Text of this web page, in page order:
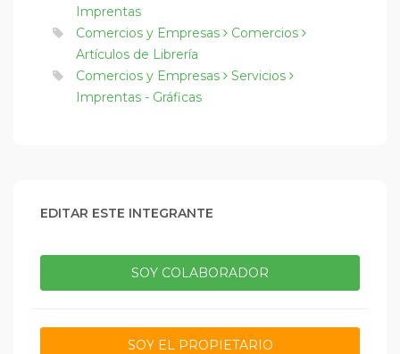
Imprentas
Comercios y Empresas
Comercios
Artículos de Librería
Comercios y Empresas
Servicios
Imprentas - Gráficas
EDITAR ESTE INTEGRANTE
SOY COLABORADOR
SOY EL PROPIETARIO